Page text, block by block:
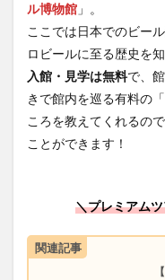
ル博物館 」。
ここでは日本でのビー
ロビールに至る歴史を
入館・見学は無料で、
きで館内を巡る有料の「
ころを教えてくれるの
ことができます！
＼プレミアム
関連記事